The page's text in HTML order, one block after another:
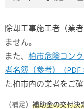
除却工事施工者（業
ません。
また、 柏市危険コン
者名簿（参考）
（PDF
た柏市内の業者をご確
（補足） 補助金の交付決